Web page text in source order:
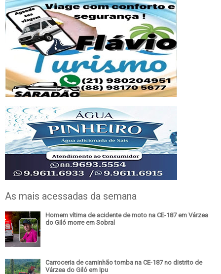
As mais acessadas da semana
Homem vítima de acidente de moto na CE-187 em Várzea
do Giló morre em Sobral
Carroceria de caminhão tomba na CE-187 no distrito de
Várzea do Giló em Ipu